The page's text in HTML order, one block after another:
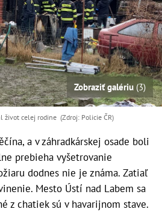
Zobraziť galériu (3)
život celej rodine (Zdroj: Policie ČR)
a v záhradkárskej osade boli
prebieha vyšetrovanie
dodnes nie je známa. Zatiaľ
Mesto Ústí nad Labem sa
z chatiek sú v havarijnom stave.